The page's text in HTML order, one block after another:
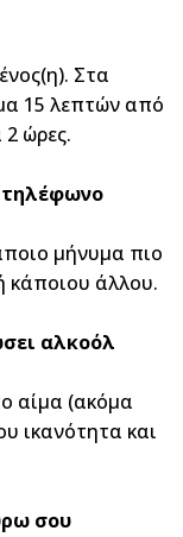
Στα
15 λεπτών από
ώρες.
τηλέφωνο
μήνυμα πιο
κάποιου άλλου.
αλκοόλ
αίμα (ακόμα
ικανότητα και
σου